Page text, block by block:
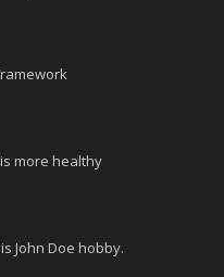
more healthy
John Doe hobby.